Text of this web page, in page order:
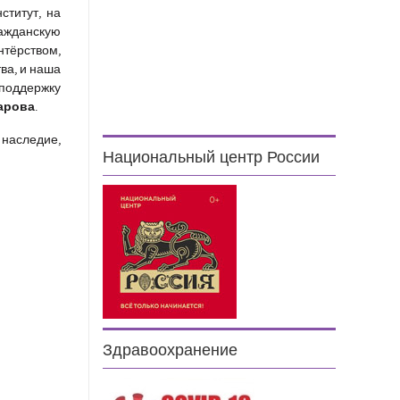
на
и наша
.
Национальный центр России
Здравоохранение